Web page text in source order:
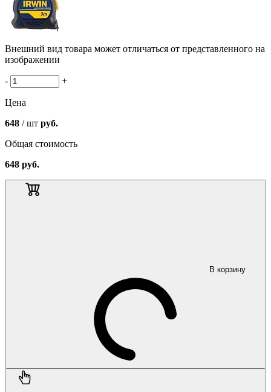
Внешний вид товара может отличаться от представленного на
изображении
- +
Цена
648 / шт руб.
Общая стоимость
648 руб.
В корзину